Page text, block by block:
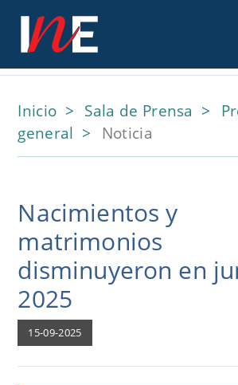
Inicio Sala de Prensa
general
Noticia
Nacimientos y
matrimonios
disminuyeron en
2025
15-09-2025